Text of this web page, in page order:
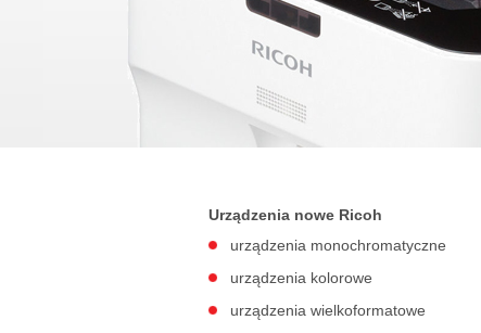
Urządzenia nowe Ricoh
urządzenia monochromatyczne
urządzenia kolorowe
urządzenia wielkoformatowe